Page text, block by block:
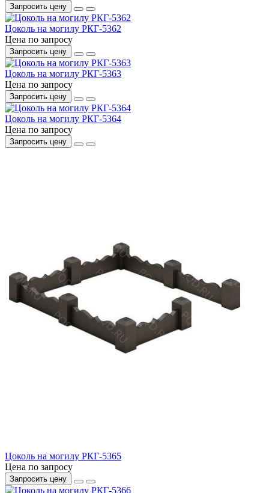
Запросить цену
Цоколь на могилу РКГ-5362
Цена по запросу
Запросить цену
Цоколь на могилу РКГ-5363
Цена по запросу
Запросить цену
Цоколь на могилу РКГ-5364
Цена по запросу
Запросить цену
Цоколь на могилу РКГ-5365
Цена по запросу
Запросить цену